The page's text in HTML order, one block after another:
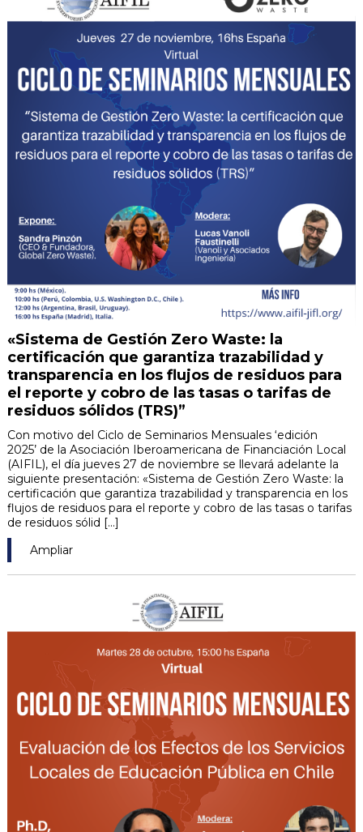
«Sistema de Gestión Zero Waste: la
certificación que garantiza trazabilidad y
transparencia en los flujos de residuos para
el reporte y cobro de las tasas o tarifas de
residuos sólidos (TRS)”
Con motivo del Ciclo de Seminarios Mensuales ‘edición
2025’ de la Asociación Iberoamericana de Financiación Local
(AIFIL), el día jueves 27 de noviembre se llevará adelante la
siguiente presentación: «Sistema de Gestión Zero Waste: la
certificación que garantiza trazabilidad y transparencia en los
flujos de residuos para el reporte y cobro de las tasas o tarifas
de residuos sólid [...]
Ampliar